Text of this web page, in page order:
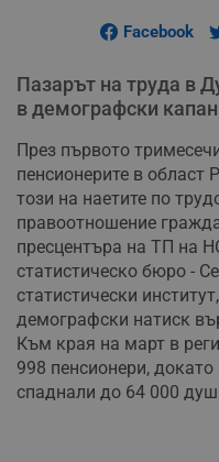
Facebook
Пазарът на труда в
в демографски капан
През първото
пенсионерите в област
този на наетите по
правоотношение
пресцентъра на ТП на
статистическо бюро -
статистически
демографски натиск
Към края на март в
998 пенсионери,
спаднали до 64 000